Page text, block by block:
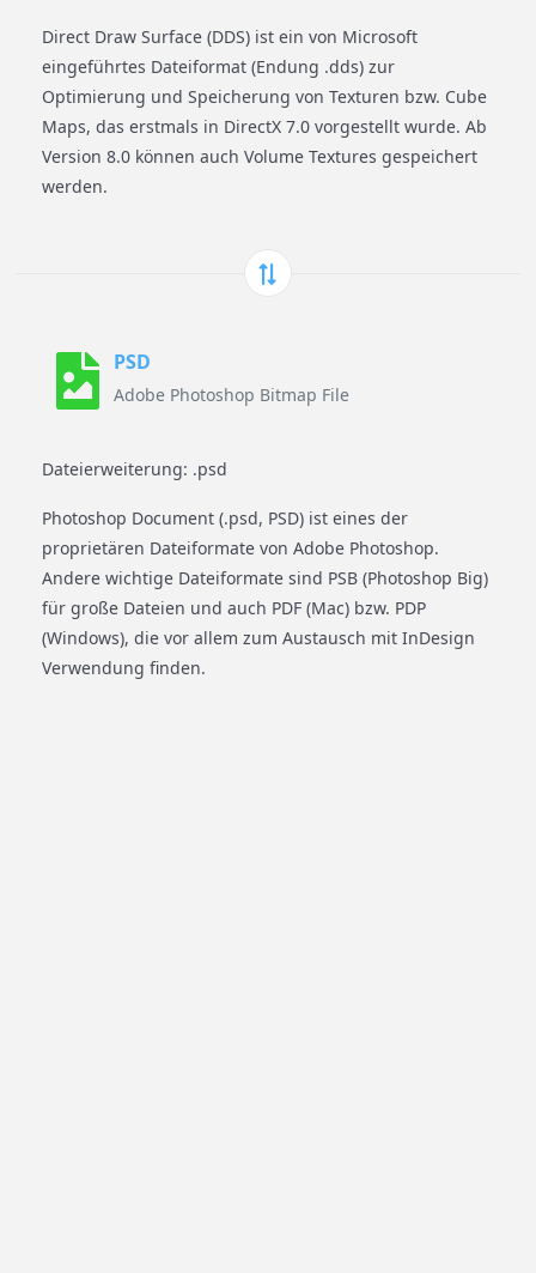
Direct Draw Surface (DDS) ist ein von Microsoft
eingeführtes Dateiformat (Endung .dds) zur
Optimierung und Speicherung von Texturen bzw. Cube
Maps, das erstmals in DirectX 7.0 vorgestellt wurde. Ab
Version 8.0 können auch Volume Textures gespeichert
werden.
PSD
Adobe Photoshop Bitmap File
Dateierweiterung: .psd
Photoshop Document (.psd, PSD) ist eines der
proprietären Dateiformate von Adobe Photoshop.
Andere wichtige Dateiformate sind PSB (Photoshop Big)
für große Dateien und auch PDF (Mac) bzw. PDP
(Windows), die vor allem zum Austausch mit InDesign
Verwendung finden.